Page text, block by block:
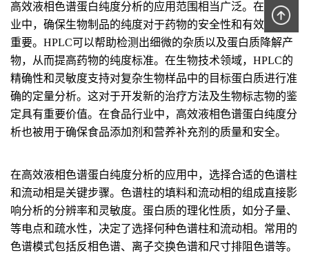
高效液相色谱蛋白纯度分析的应用范围相当广泛。在制药行
业中，确保生物制品的纯度对于药物的安全性和有效性至关
重要。HPLC可以帮助检测出细微的杂质以及蛋白质降解产
物，从而提高药物的纯度标准。在生物技术领域，HPLC的
精确性和灵敏度支持对复杂生物样品中的目标蛋白质进行准
确的定量分析。这对于开发新的治疗方法及生物标志物的鉴
定具有重要价值。在食品行业中，高效液相色谱蛋白纯度分
析也被用于确保食品添加剂和营养补充剂的质量和安全。
在高效液相色谱蛋白纯度分析的应用中，选择合适的色谱柱
和流动相是关键步骤。色谱柱的填料和流动相的组成直接影
响分析的分辨率和灵敏度。蛋白质的理化性质，如分子量、
等电点和疏水性，决定了选择何种色谱柱和流动相。常用的
色谱模式包括反相色谱、离子交换色谱和尺寸排阻色谱等。